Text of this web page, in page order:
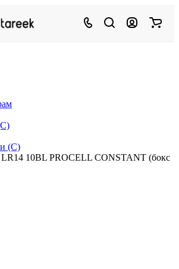
(C)
LR14 10BL PROCELL CONSTANT (бокс